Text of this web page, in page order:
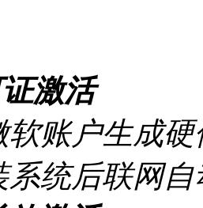
激活
软账户生成
系统后联网